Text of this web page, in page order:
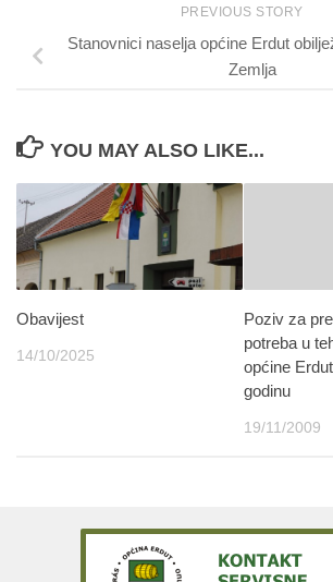
PREVIOUS STORY
Stanovnici naselja općine Erdut
Zemlja
YOU MAY ALSO LIKE...
Obavijest
14/10/2025
Poziv za
potreba u
općine
godinu
19/11/2009